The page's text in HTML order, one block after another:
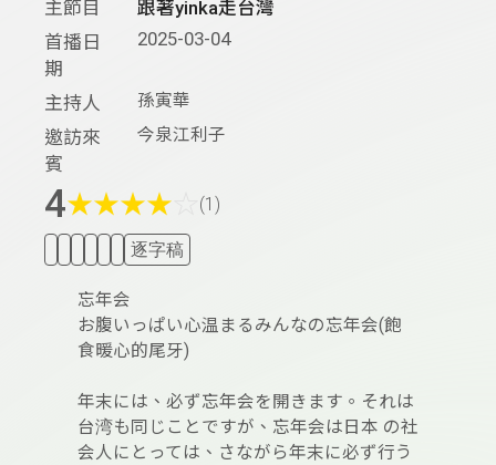
主節目
跟著yinka走台灣
首播日
期
2025-03-04
主持人 孫寅華
邀訪來
賓
今泉江利子
4★★★★ (1)
逐字稿
忘年会
お腹いっぱい心温まるみんなの忘年会(飽
食暖心的尾牙)
年末には、必ず忘年会を開きます。それは
台湾も同じことですが、忘年会は日本 の社
会人にとっては、さながら年末に必ず行う